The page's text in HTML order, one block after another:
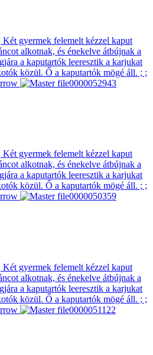
gyermek felemelt kézzel kaput
alkotnak, és énekelve átbújnak a
a kaputartók leeresztik a karjukat
közül. Ő a kaputartók mögé áll. ; ;
gyermek felemelt kézzel kaput
alkotnak, és énekelve átbújnak a
a kaputartók leeresztik a karjukat
közül. Ő a kaputartók mögé áll. ; ;
gyermek felemelt kézzel kaput
alkotnak, és énekelve átbújnak a
a kaputartók leeresztik a karjukat
közül. Ő a kaputartók mögé áll. ; ;